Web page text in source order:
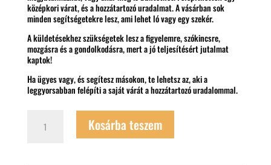
középkori várat, és a hozzátartozó uradalmat. A vásárban sok
minden segítségetekre lesz, ami lehet ló vagy egy szekér.
A küldetésekhez szükségetek lesz a figyelemre, szókincsre,
mozgásra és a gondolkodásra, mert a jó teljesítésért jutalmat
kaptok!
Ha ügyes vagy, és segítesz másokon, te lehetsz az, aki a
leggyorsabban felépíti a saját várát a hozzátartozó uradalommal.
társasjáték
Kosárba teszem